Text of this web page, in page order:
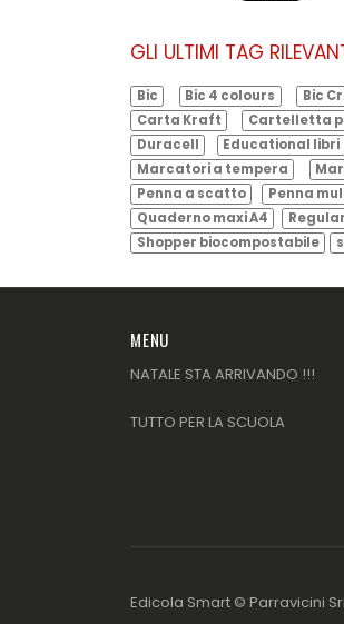
GLI ULTIMI TAG
Bic Bic 4 colours Bic
Carta Kraft
Cartelletta
Duracell
Educational libri
Marcatori a tempera
Penna a scatto
Penna
Quaderno maxi A4
Regular
Shopper biocompostabile
MENU
NATALE STA ARRIVANDO !!!
TUTTO PER LA SCUOLA
Edicola Smart © Parravicini Srl